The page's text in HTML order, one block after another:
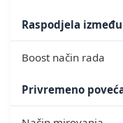
Raspodjela
Boost način rada
Privremeno